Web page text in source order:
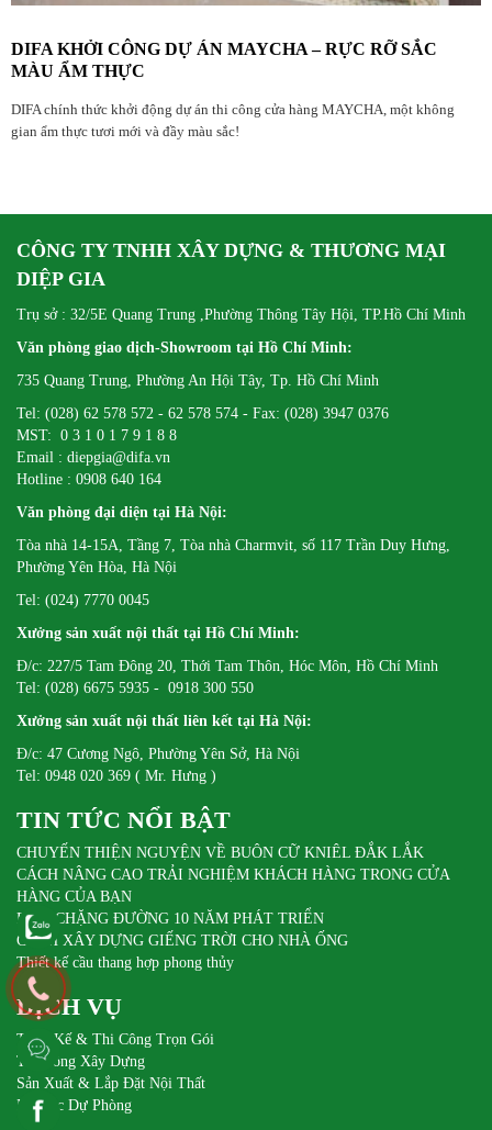
DIFA KHỞI CÔNG DỰ ÁN MAYCHA – RỰC RỠ SẮC
MÀU ẨM THỰC
DIFA chính thức khởi động dự án thi công cửa hàng MAYCHA, một không
gian ẩm thực tươi mới và đầy màu sắc!
CÔNG TY TNHH XÂY DỰNG & THƯƠNG MẠI
DIỆP GIA
Trụ sở : 32/5E Quang Trung ,Phường Thông Tây Hội, TP.Hồ Chí Minh
Văn phòng giao dịch-Showroom tại Hồ Chí Minh:
735 Quang Trung, Phường An Hội Tây, Tp. Hồ Chí Minh
Tel: (028) 62 578 572 - 62 578 574 - Fax: (028) 3947 0376
MST: 0 3 1 0 1 7 9 1 8 8
Email : diepgia@difa.vn
Hotline : 0908 640 164
Văn phòng đại diện tại Hà Nội:
Tòa nhà 14-15A, Tầng 7, Tòa nhà Charmvit, số 117 Trần Duy Hưng,
Phường Yên Hòa, Hà Nội
Tel: (024) 7770 0045
Xưởng sản xuất nội thất tại Hồ Chí Minh:
Đ/c: 227/5 Tam Đông 20, Thới Tam Thôn, Hóc Môn, Hồ Chí Minh
Tel: (028) 6675 5935 - 0918 300 550
Xưởng sản xuất nội thất liên kết tại Hà Nội:
Đ/c: 47 Cương Ngô, Phường Yên Sở, Hà Nội
Tel: 0948 020 369 ( Mr. Hưng )
TIN TỨC NỔI BẬT
CHUYẾN THIỆN NGUYỆN VỀ BUÔN CỮ KNIÊL ĐẮK LẮK
CÁCH NÂNG CAO TRẢI NGHIỆM KHÁCH HÀNG TRONG CỬA
HÀNG CỦA BẠN
DIFA CHẶNG ĐƯỜNG 10 NĂM PHÁT TRIỂN
CÁCH XÂY DỰNG GIẾNG TRỜI CHO NHÀ ỐNG
Thiết kế cầu thang hợp phong thủy
DỊCH VỤ
Thiết Kế & Thi Công Trọn Gói
Thi Công Xây Dựng
Sản Xuất & Lắp Đặt Nội Thất
Pin Sạc Dự Phòng